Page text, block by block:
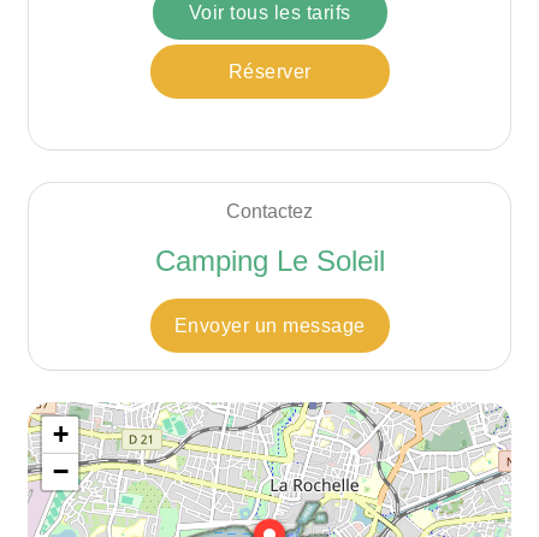
Voir tous les tarifs
Réserver
Contactez
Camping Le Soleil
Envoyer un message
+
−